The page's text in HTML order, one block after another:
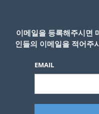
이메일을 등록해주시면
인들의 이메일을 적어주
EMAIL